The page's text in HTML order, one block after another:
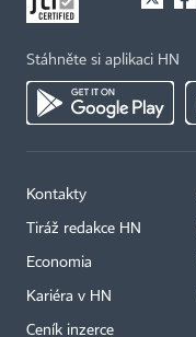
Stáhněte si aplikaci HN
Kontakty
Tiráž redakce HN
Economia
Kariéra v HN
Ceník inzerce